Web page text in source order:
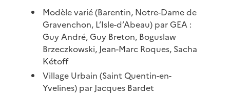
Modèle varié (Barentin, Notre-Dame de
Gravenchon, L’Isle-d’Abeau) par GEA :
Guy André, Guy Breton, Boguslaw
Brzeczkowski, Jean-Marc Roques, Sacha
Kétoff
Village Urbain (Saint Quentin-en-
Yvelines) par Jacques Bardet